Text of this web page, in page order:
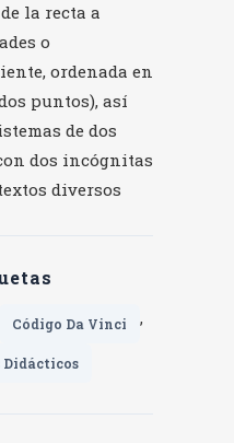
la recta a
o
ordenada en
puntos), así
de dos
dos incógnitas
diversos
Código Da Vinci ,
Didácticos